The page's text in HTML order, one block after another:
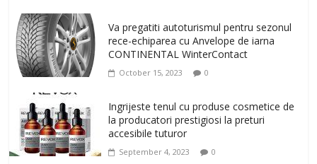
Va pregatiti autoturismul pentru sezonul
rece-echiparea cu Anvelope de iarna
CONTINENTAL WinterContact
October 15, 2023 0
Ingrijeste tenul cu produse cosmetice de
la producatori prestigiosi la preturi
accesibile tuturor
September 4, 2023 0